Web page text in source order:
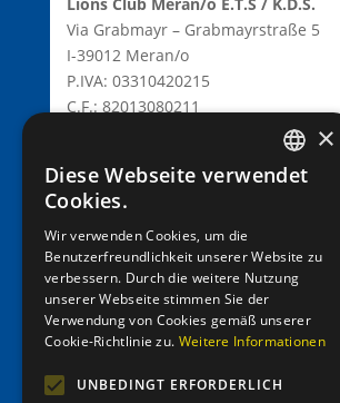
Via Grabmayr – Grabmayrstraße 5
I-39012 Meran/o
P.IVA: 03310420215
C.F.: 82013080211
Fil.: Rennweg 42, 39012 Meran/o
IBAN: IT39C0811258591000303200680
SWIFT-BIC: RZSBIT21101
GERMAN
×
Diese Webseite verwendet
Cookies.
Wir verwenden Cookies, um die
Benutzerfreundlichkeit unserer Website zu
verbessern. Durch die weitere Nutzung
unserer Webseite stimmen Sie der
Verwendung von Cookies gemäß unserer
Cookie-Richtlinie zu. Weitere Informationen
UNBEDINGT ERFORDERLICH